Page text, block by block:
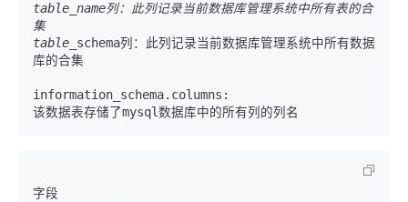
table_name列：此列记录当前数据库管理系统中所有表的合
集
table_ schema列：此列记录当前数据库管理系统中所有数据
库的合集
information_schema.columns:
字段